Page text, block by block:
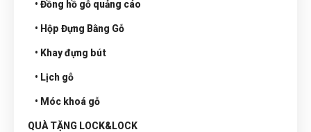
• Đồng hồ gỗ quảng cáo
• Hộp Đựng Bằng Gỗ
• Khay đựng bút
• Lịch gỗ
• Móc khoá gỗ
QUÀ TẶNG LOCK&LOCK